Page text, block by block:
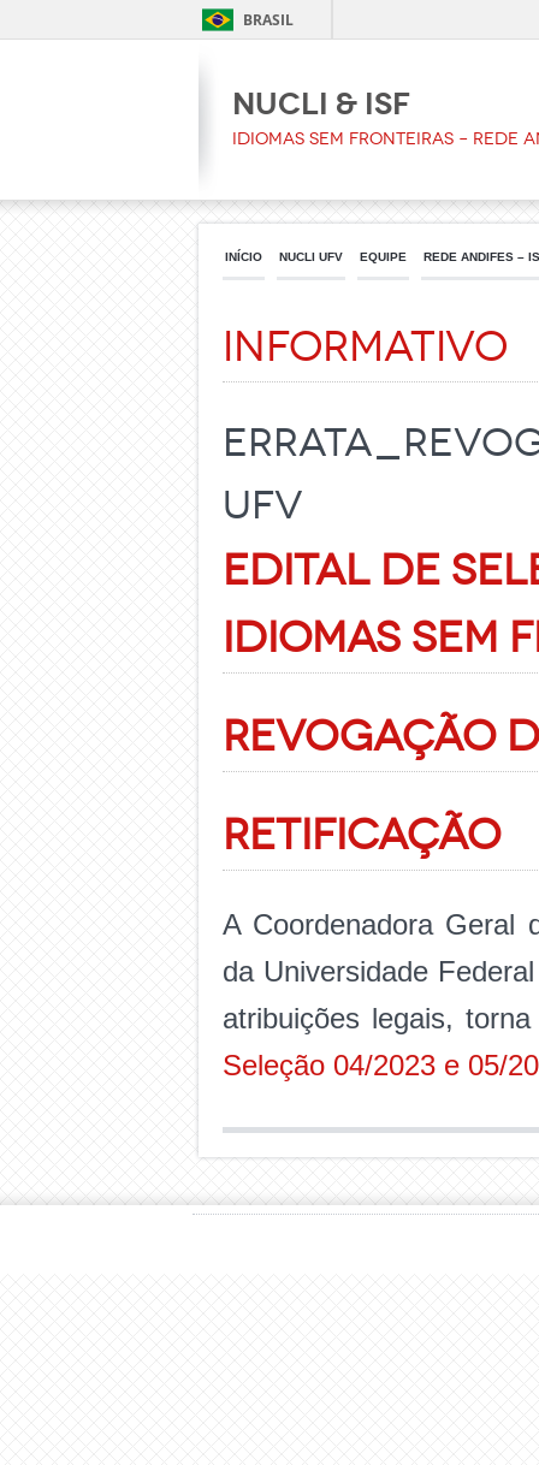
BRASIL
NUCLI & ISF
Idiomas sem Fronteiras – Rede
INÍCIO NUCLI UFV EQUIPE REDE ANDIFES –
Informativo
UFV
EDITAL DE
IDIOMAS sem
REVOGAÇÃO
RETIFICAÇÃO
A Coordenadora Geral
da Universidade
atribuições legais,
Seleção 04/2023 e 05/